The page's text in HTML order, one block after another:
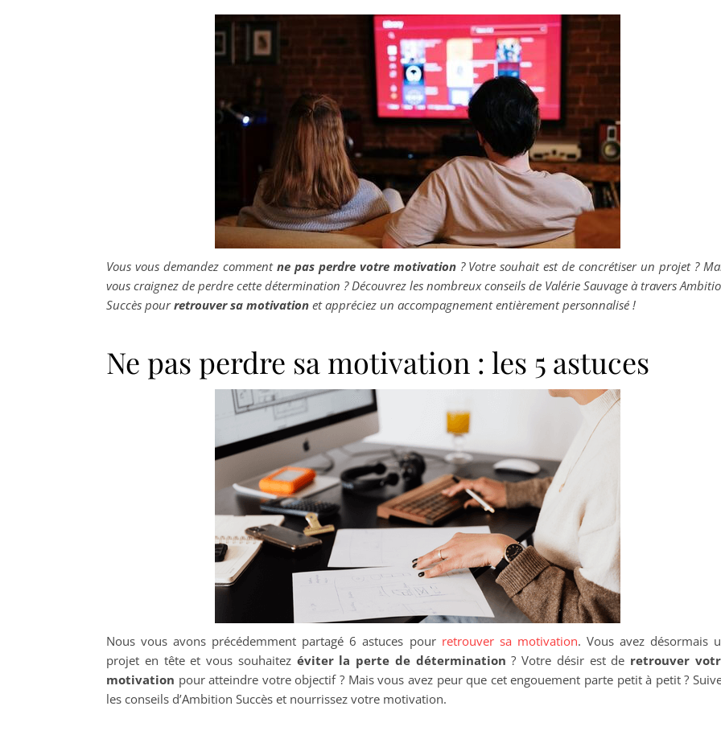
Vous vous demandez comment ne pas perdre votre motivation? Votre souhait est de concrétiser un projet ?
vous craignez de perdre cette détermination ? Découvrez les nombreux conseils de Valérie Sauvage à travers
Succès pourretrouver sa motivation et appréciez un accompagnement entièrement personnalisé !
Ne pas perdre sa motivation : les 5 astuces
Nous vous avons précédemment partagé 6 astuces pour retrouver sa motivation. Vous avez désormais
projet en tête et vous souhaitez éviter la perte de détermination ? Votre désir est de retrouver
motivation pour atteindre votre objectif ? Mais vous avez peur que cet engouement parte petit à petit ?
les conseils d’Ambition Succès et nourrissez votre motivation.